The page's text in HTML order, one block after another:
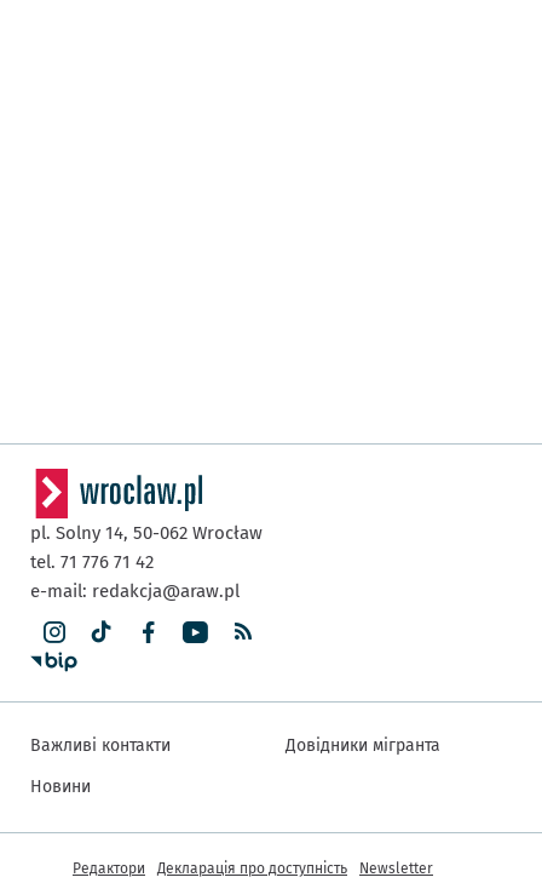
pl. Solny 14, 50-062 Wrocław
tel. 71 776 71 42
e-mail: redakcja@araw.pl
Важливі контакти
Новини
Довідники мігранта
Інша інформація
Редактори Декларація про доступність Newsletter